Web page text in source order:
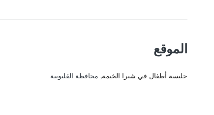
الموقع
جليسة أطفال في شبرا الخيمة, محافظة القليوبية